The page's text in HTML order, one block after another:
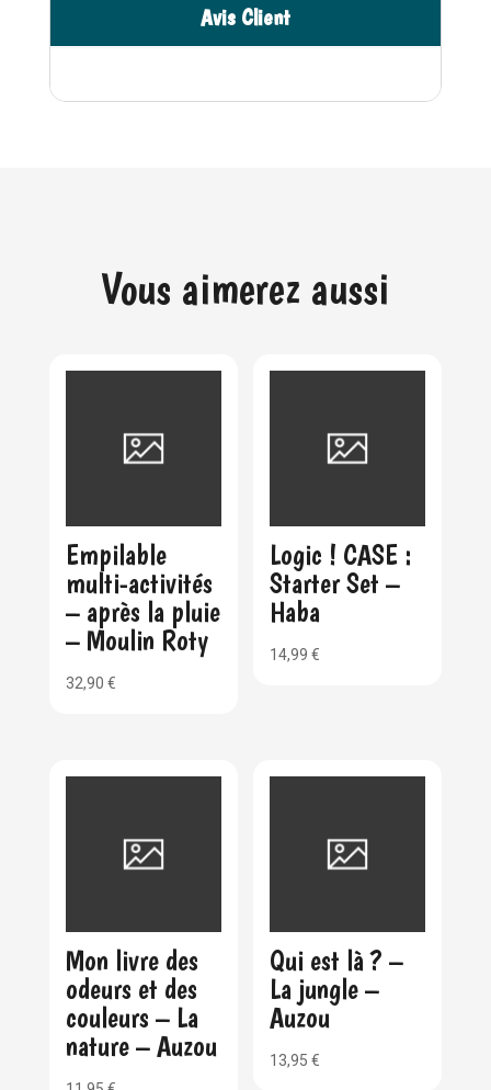
Avis Client
Vous aimerez aussi
Empilable
multi-activités
– après la pluie
– Moulin Roty
32,90 €
Logic ! CASE :
Starter Set –
Haba
14,99€
Mon livre des
odeurs et des
couleurs – La
nature – Auzou
Qui est là ? –
La jungle –
Auzou
13,95€